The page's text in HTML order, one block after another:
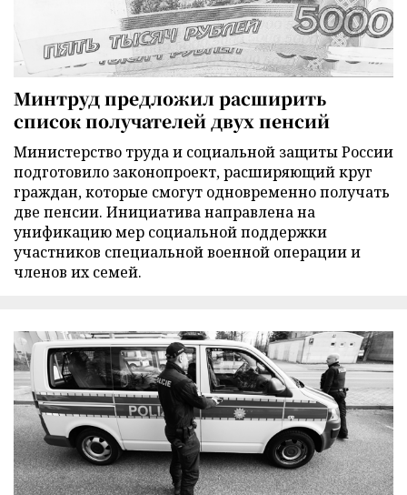
Минтруд предложил расширить
список получателей двух пенсий
Министерство труда и социальной защиты России
подготовило законопроект, расширяющий круг
граждан, которые смогут одновременно получать
две пенсии. Инициатива направлена на
унификацию мер социальной поддержки
участников специальной военной операции и
членов их семей.